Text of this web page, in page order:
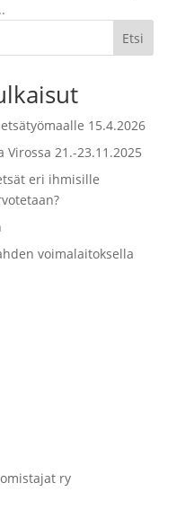
Etsi
15.4.2026
21.-23.11.2025
eri ihmisille
voimalaitoksella
ry